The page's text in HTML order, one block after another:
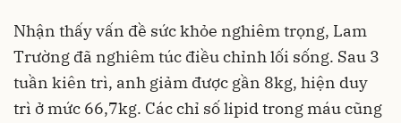
Nhận thấy vấn đề sức khỏe nghiêm trọng, Lam
Trường đã nghiêm túc điều chỉnh lối sống. Sau 3
tuần kiên trì, anh giảm được gần 8kg, hiện duy
trì ở mức 66,7kg. Các chỉ số lipid trong máu cũng